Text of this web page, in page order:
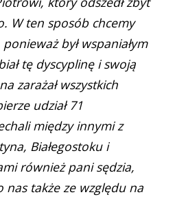
W ten sposób chcemy
był wspaniałym
tę dyscyplinę i swoją
zarażał wszystkich
udział 71
między innymi z
Białegostoku i
również pani sędzia,
nas także ze względu na